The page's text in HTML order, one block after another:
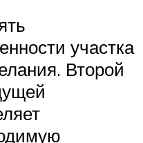
участка
Второй